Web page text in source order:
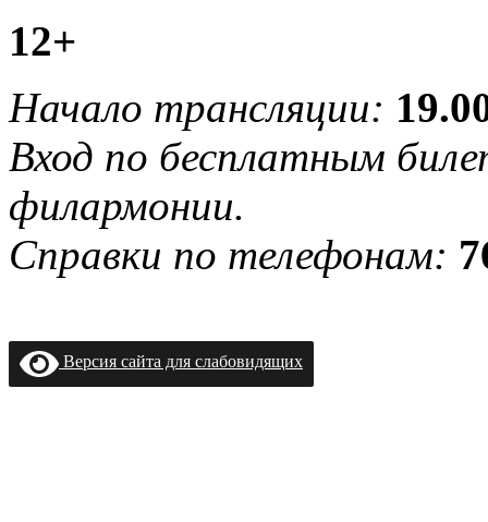
12+
Начало трансляции:
Вход по бесплатным
филармонии.
Справки по телефонам:
Версия сайта для слабовидящих